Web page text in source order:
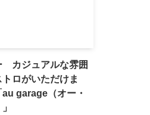
カジュアルな雰囲
ロがいただけま
garage（オー・